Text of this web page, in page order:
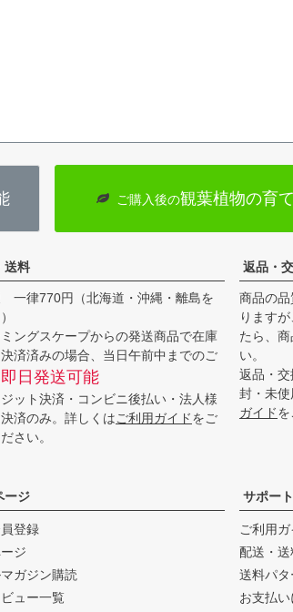
ご購入後の観葉植物の育
送料
一律770円（北海道・沖縄・離島を
ングスケープからの発送商品で在庫
済済みの場合、当日午前中までのご
即日発送可能
ット決済・コンビニ後払い・法人様
済のみ。詳しくはご利用ガイドをご
さい。
返品・
商品の
ります
たら、
い。
返品・
封・未
ガイドを
ージ
登録
ジ
ガジン購読
ュー一覧
サポート
ご利用ガ
配送・送
送料パ
お支払